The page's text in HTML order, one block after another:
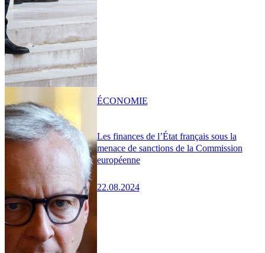
Les finances de l’État français sous la
menace de sanctions de la Commission
européenne
22.08.2024
ÉCONOMIE